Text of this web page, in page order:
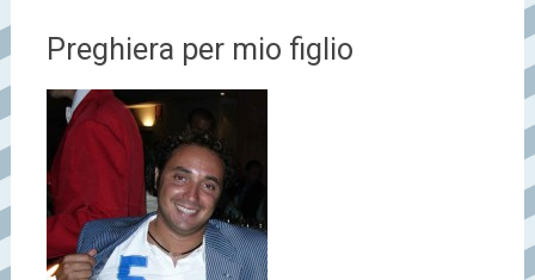
Preghiera per mio figlio